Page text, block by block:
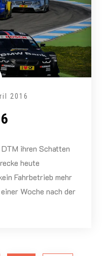
2016
ihren Schatten
heute
Fahrbetrieb mehr
Woche nach der